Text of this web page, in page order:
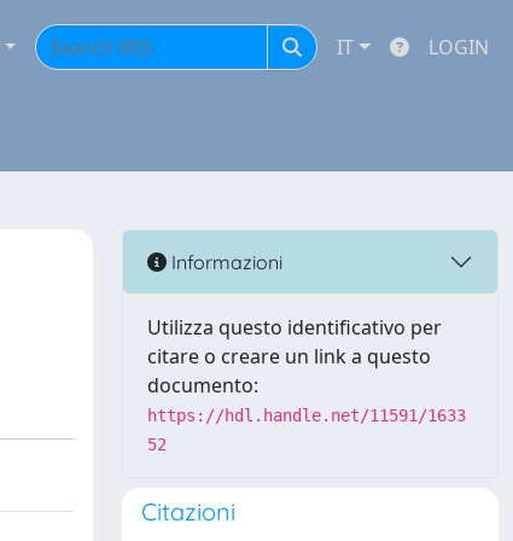
IT LOGIN
Informazioni
Utilizza questo identificativo per
citare o creare un link a questo
documento:
https://hdl.handle.net/11591/1633
52
Citazioni